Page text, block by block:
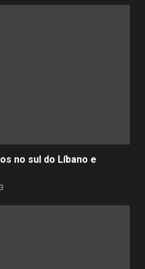
no sul do Líbano e